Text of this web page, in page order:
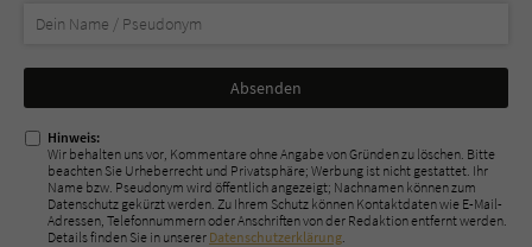
Nicht
ausfüllen!
Hinweis:
Wir behalten uns vor, Kommentare ohne Angabe von Gründen zu löschen. Bitte
beachten Sie Urheberrecht und Privatsphäre; Werbung ist nicht gestattet. Ihr
Name bzw. Pseudonym wird öffentlich angezeigt; Nachnamen können zum
Datenschutz gekürzt werden. Zu Ihrem Schutz können Kontaktdaten wie E-Mail-
Adressen, Telefonnummern oder Anschriften von der Redaktion entfernt werden.
Details finden Sie in unserer Datenschutzerklärung